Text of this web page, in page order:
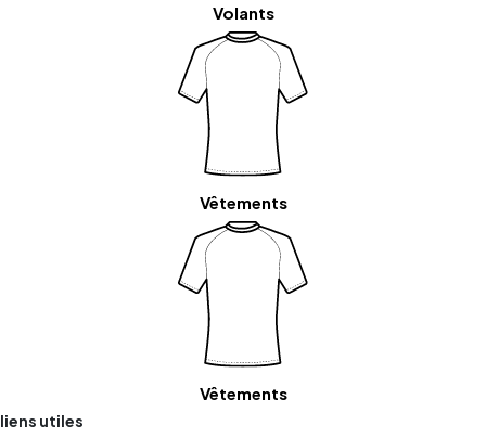
Volants
Vêtements
Vêtements
liens utiles